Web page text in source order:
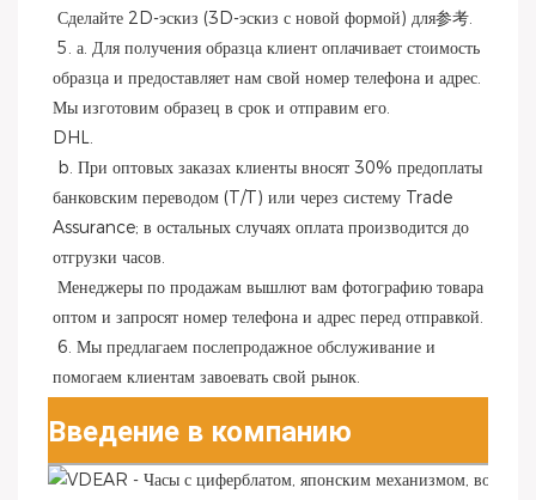
Сделайте 2D-эскиз (3D-эскиз с новой формой) для参考.
образца и предоставляет нам свой номер телефона и адрес.
Мы изготовим образец в срок и отправим его.
DHL.
банковским переводом (T/T) или через систему Trade
Assurance; в остальных случаях оплата производится до
отгрузки часов.
оптом и запросят номер телефона и адрес перед отправкой.
помогаем клиентам завоевать свой рынок.
Введение в компанию